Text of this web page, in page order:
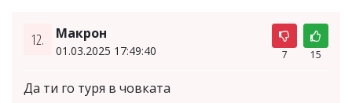
12. Макрон
01.03.2025 17:49:40 7 15
Да ти го туря в човката